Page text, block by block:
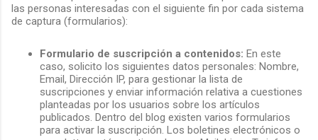
las personas interesadas con el siguiente fin por cada sistema
de captura (formularios):
Formulario de suscripción a contenidos: En este
caso, solicito los siguientes datos personales: Nombre,
Email, Dirección IP, para gestionar la lista de
suscripciones y enviar información relativa a cuestiones
planteadas por los usuarios sobre los artículos
publicados. Dentro del blog existen varios formularios
para activar la suscripción. Los boletines electrónicos o